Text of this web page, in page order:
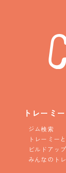
トレーミ
ジム検索
トレーミー
ビルドアッ
みんなのト